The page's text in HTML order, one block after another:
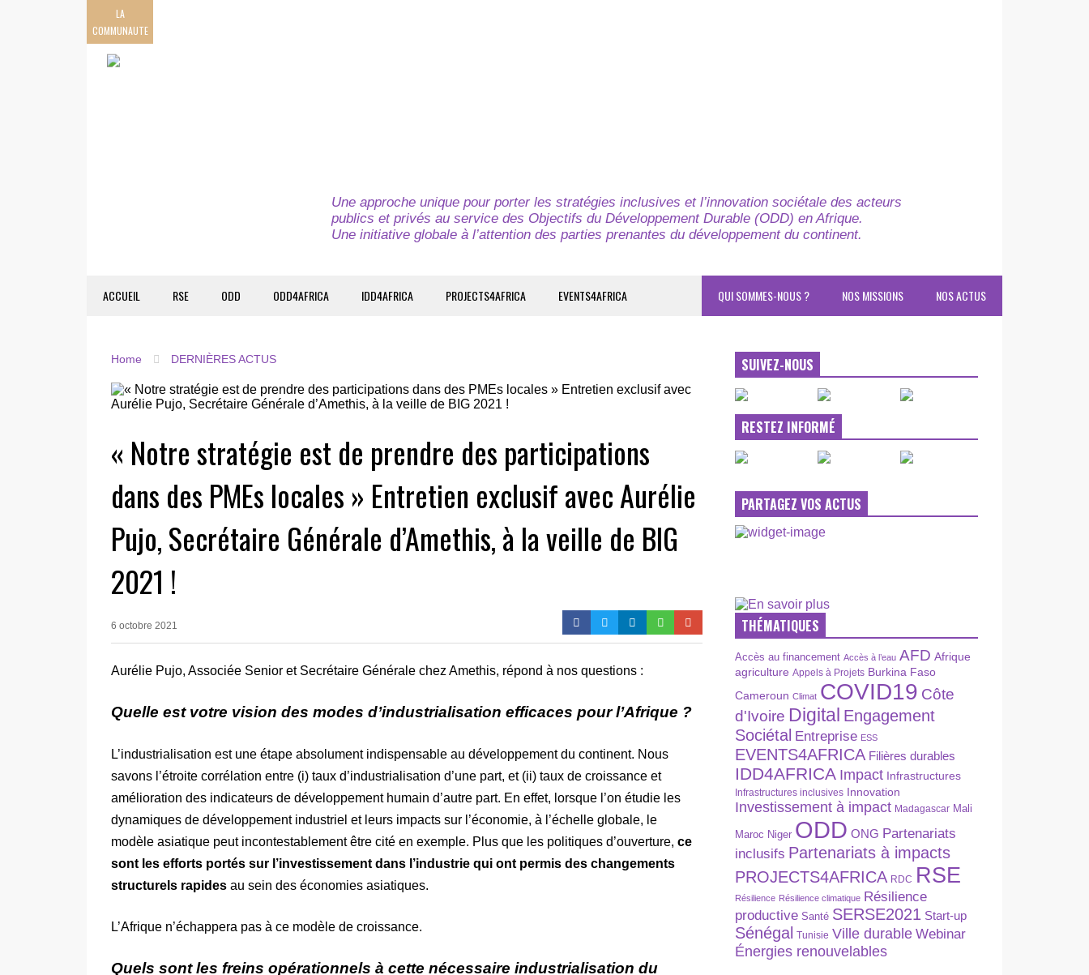
LA
COMMUNAUTE
Une approche unique pour porter les stratégies inclusives et l’innovation sociétale des acteurs
publics et privés au service des Objectifs du Développement Durable (ODD) en Afrique.
Une initiative globale à l’attention des parties prenantes du développement du continent.
ACCUEIL RSE ODD ODD4AFRICA IDD4AFRICA PROJECTS4AFRICA EVENTS4AFRICA NOS ACTUS
NOS MISSIONS
QUI SOMMES-NOUS ?
Home DERNIÈRES ACTUS
« Notre stratégie est de prendre des participations
dans des PMEs locales » Entretien exclusif avec Aurélie
Pujo, Secrétaire Générale d’Amethis, à la veille de BIG
2021 !
6 octobre 2021
Aurélie Pujo, Associée Senior et Secrétaire Générale chez Amethis, répond à nos questions :
Quelle est votre vision des modes d’industrialisation efficaces pour l’Afrique ?
L’industrialisation est une étape absolument indispensable au développement du continent. Nous
savons l’étroite corrélation entre (i) taux d’industrialisation d’une part, et (ii) taux de croissance et
amélioration des indicateurs de développement humain d’autre part. En effet, lorsque l’on étudie les
dynamiques de développement industriel et leurs impacts sur l’économie, à l’échelle globale, le
modèle asiatique peut incontestablement être cité en exemple. Plus que les politiques d’ouverture, ce
sont les efforts portés sur l’investissement dans l’industrie qui ont permis des changements
structurels rapides au sein des économies asiatiques.
L’Afrique n’échappera pas à ce modèle de croissance.
Quels sont les freins opérationnels à cette nécessaire industrialisation du
SUIVEZ-NOUS
RESTEZ INFORMÉ
PARTAGEZ VOS ACTUS
THÉMATIQUES
Accès au financement Accès à l’eau AFD Afrique
agriculture Appels à Projets Burkina Faso
Cameroun Climat COVID19 Côte
d'Ivoire Digital Engagement
Sociétal Entreprise ESS
EVENTS4AFRICA Filières durables
IDD4AFRICA Impact Infrastructures
Infrastructures inclusives Innovation
Investissement à impact Madagascar Mali
Maroc Niger ODD ONG Partenariats
inclusifs Partenariats à impacts
PROJECTS4AFRICA RDC RSE
Résilience Résilience climatique Résilience
productive Santé SERSE2021 Start-up
Sénégal Tunisie Ville durable Webinar
Énergies renouvelables